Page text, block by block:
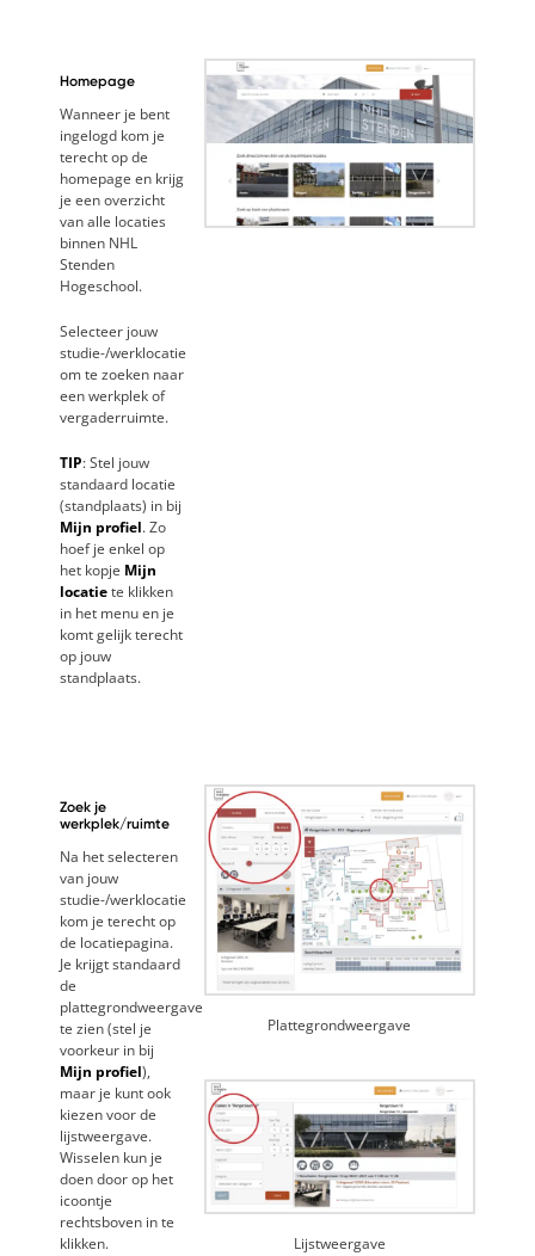
Homepage
Wanneer je bent
ingelogd kom je
terecht op de
homepage en krijg
je een overzicht
van alle locaties
binnen NHL
Stenden
Hogeschool.
Selecteer jouw
studie-/werklocatie
om te zoeken naar
een werkplek of
vergaderruimte.
TIP: Stel jouw
standaard locatie
(standplaats) in bij
Mijn profiel. Zo
hoef je enkel op
het kopje Mijn
locatiete klikken
in het menu en je
komt gelijk terecht
op jouw
standplaats.
Zoek je
werkplek/ruimte
Na het selecteren
van jouw
studie-/werklocatie
kom je terecht op
de locatiepagina.
Je krijgt standaard
de
plattegrondweergave
te zien (stel je
voorkeur in bij
Mijn profiel),
maar je kunt ook
kiezen voor de
lijstweergave.
Wisselen kun je
doen door op het
icoontje
rechtsboven in te
klikken.
Plattegrondweergave
Lijstweergave